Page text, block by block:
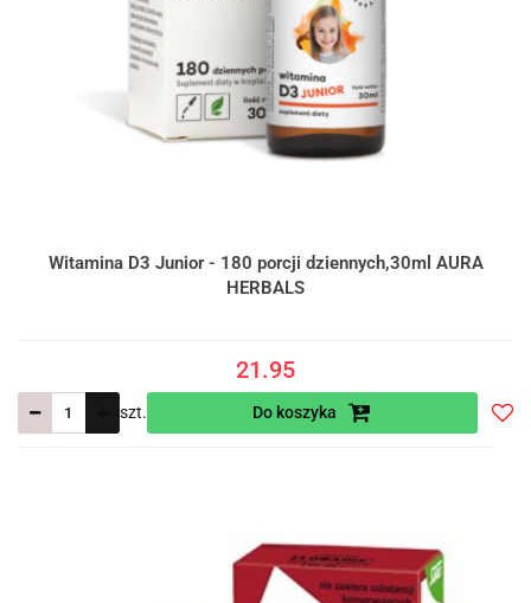
Witamina D3 Junior - 180 porcji dziennych,30ml AURA
HERBALS
21.95
szt. Do koszyka